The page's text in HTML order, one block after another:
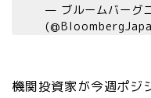
— ブルームバーグ
機関投資家が今週ポジ